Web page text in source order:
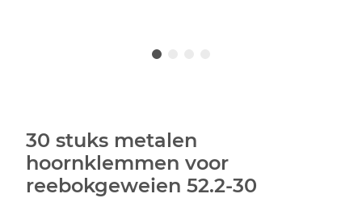
30 stuks metalen
hoornklemmen voor
reebokgeweien 52.2-30